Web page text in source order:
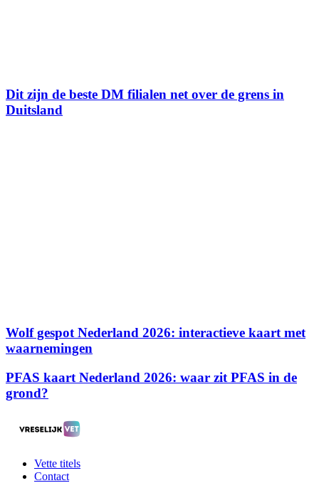
Dit zijn de beste DM filialen net over de grens in
Duitsland
Wolf gespot Nederland 2026: interactieve kaart met
waarnemingen
PFAS kaart Nederland 2026: waar zit PFAS in de
grond?
Vette titels
Contact